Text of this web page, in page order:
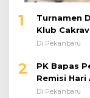
Klub
Di Pekanbaru
PK Bapas
Di Pekanbaru
Langkah